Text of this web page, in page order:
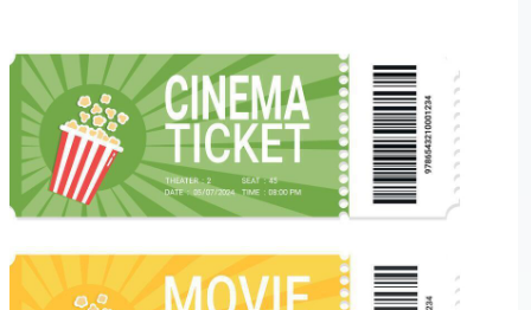
SVGs
Modèles
Vecteurs
Vidéos
Motion graphics
Images Éditoriales
Événements Éditoriaux